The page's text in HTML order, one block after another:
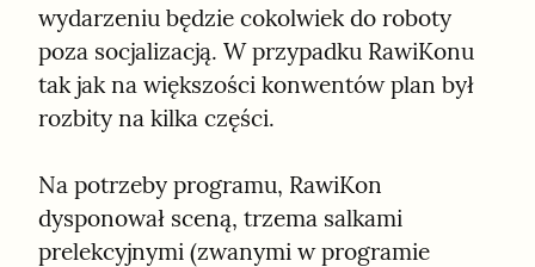
wydarzeniu będzie cokolwiek do roboty
poza socjalizacją. W przypadku RawiKonu
tak jak na większości konwentów plan był
rozbity na kilka części.
Na potrzeby programu, RawiKon
dysponował sceną, trzema salkami
prelekcyjnymi (zwanymi w programie